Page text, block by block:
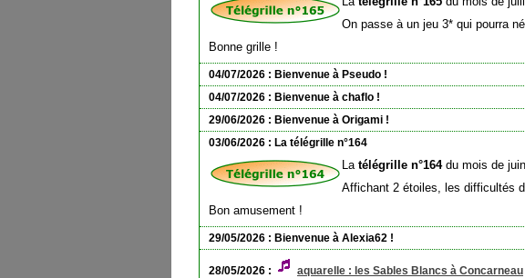
On passe à un jeu 3* qui pourra
Bonne grille !
04/07/2026 : Bienvenue à Pseudo !
04/07/2026 : Bienvenue à chaflo !
29/06/2026 : Bienvenue à Origami !
03/06/2026 : La télégrille n°164
La télégrille n°164du mois de
Affichant 2 étoiles, les difficultés
Bon amusement !
29/05/2026 : Bienvenue à Alexia62 !
28/05/2026 :
aquarelle : les Sables Blancs à Concarneau